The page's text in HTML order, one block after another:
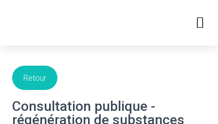
Retour
Consultation publique -
régénération de substances